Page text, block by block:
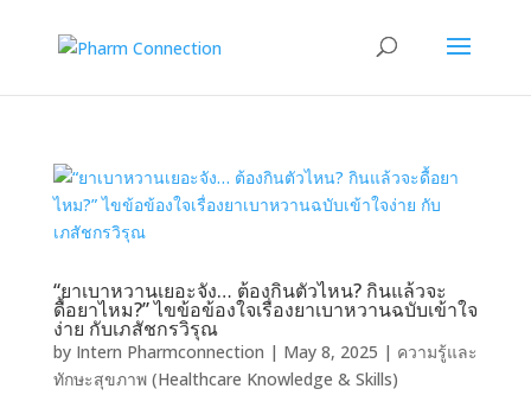
“ยาเบาหวานเยอะจัง… ต้องกินตัวไหน? กินแล้วจะ
ดื้อยาไหม?” ไขข้อข้องใจเรื่องยาเบาหวานฉบับเข้าใจ
ง่าย กับเภสัชกรวิรุณ
by Intern Pharmconnection | May 8, 2025 | ความรู้และ
ทักษะสุขภาพ (Healthcare Knowledge & Skills)